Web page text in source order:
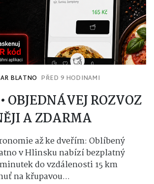
BLATNO PŘED 9 HODINAMI
• OBJEDNÁVEJ ROZVOZ
A ZDARMA
až ke dveřím: Oblíbený
v Hlinsku nabízí bezplatný
do vzdálenosti 15 km
na křupavou...